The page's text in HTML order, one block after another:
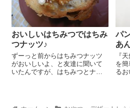
おいしいはちみつではちみ
つナッツ♪
ずーっと前からはちみつナッツ
がおいしいよ、と友達に聞いて
いたんですが、はちみつとナッ
最近おいしいはちみつに出会っ
パ
あ
『
を簡単
る